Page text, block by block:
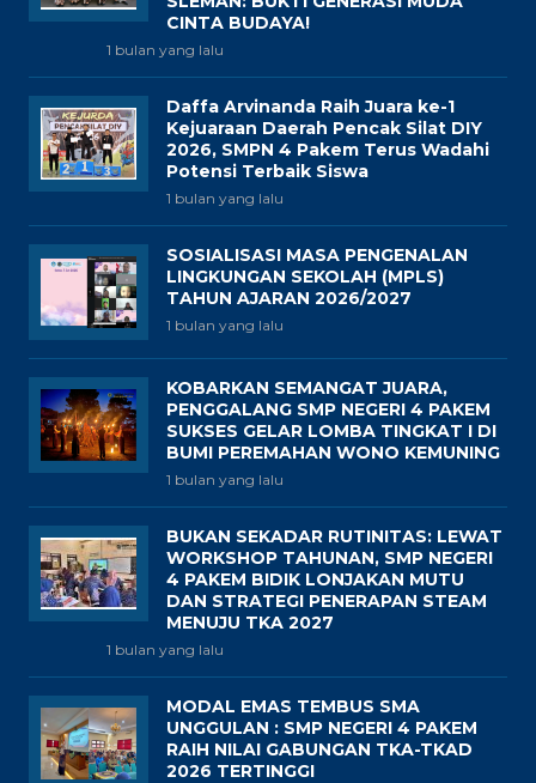
CINTA BUDAYA!
1 bulan yang lalu
Daffa Arvinanda Raih Juara ke-1
Kejuaraan Daerah Pencak Silat DIY
2026, SMPN 4 Pakem Terus Wadahi
Potensi Terbaik Siswa
1 bulan yang lalu
SOSIALISASI MASA PENGENALAN
LINGKUNGAN SEKOLAH (MPLS)
TAHUN AJARAN 2026/2027
1 bulan yang lalu
KOBARKAN SEMANGAT JUARA,
PENGGALANG SMP NEGERI 4 PAKEM
SUKSES GELAR LOMBA TINGKAT I DI
BUMI PEREMAHAN WONO KEMUNING
1 bulan yang lalu
BUKAN SEKADAR RUTINITAS: LEWAT
WORKSHOP TAHUNAN, SMP NEGERI
4 PAKEM BIDIK LONJAKAN MUTU
DAN STRATEGI PENERAPAN STEAM
MENUJU TKA 2027
1 bulan yang lalu
MODAL EMAS TEMBUS SMA
UNGGULAN : SMP NEGERI 4 PAKEM
RAIH NILAI GABUNGAN TKA-TKAD
2026 TERTINGGI